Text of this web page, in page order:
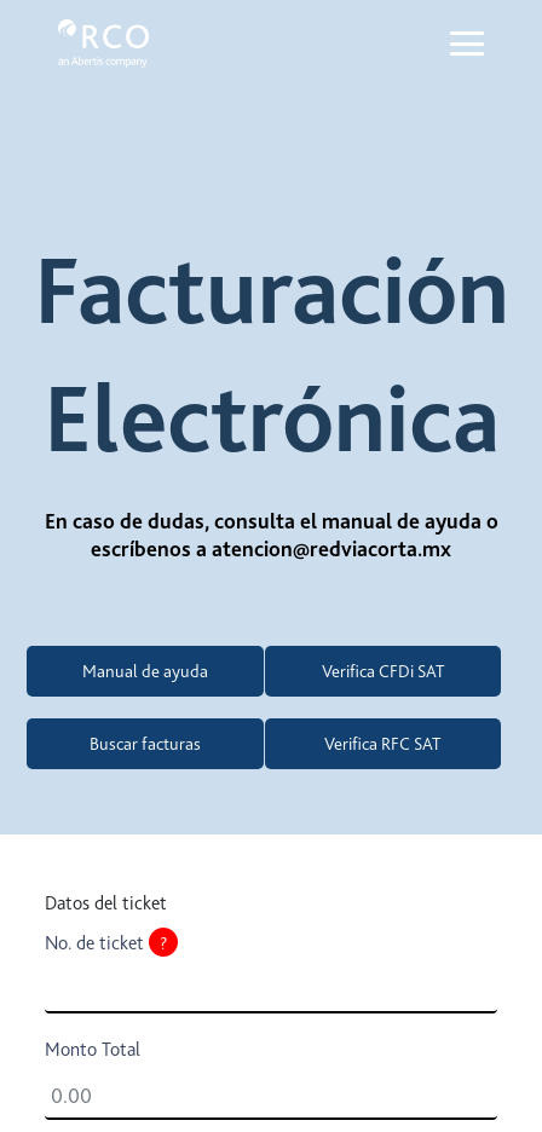
Saltar al contenido principal
Factura - Red Vía Corta
Facturación
Electrónica
En caso de dudas, consulta el manual de ayuda o
escríbenos a atencion@redviacorta.mx
Manual de ayuda Verifica CFDi SAT
Buscar facturas Verifica RFC SAT
Solicitud Facturacion
Datos del ticket
No. de ticket
?
Monto Total